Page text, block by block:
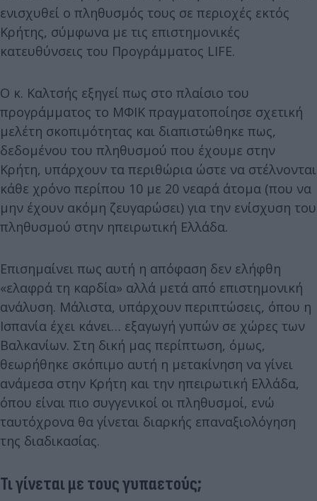
ενισχυθεί ο πληθυσμός τους σε περιοχές εκτός
Κρήτης, σύμφωνα με τις επιστημονικές
κατευθύνσεις του Προγράμματος LIFE.
Ο κ. Καλτσής εξηγεί πως στο πλαίσιο του
προγράμματος το ΜΦΙΚ πραγματοποίησε σχετική
μελέτη σκοπιμότητας και διαπιστώθηκε πως,
δεδομένου του πληθυσμού που έχουμε στην
Κρήτη, υπάρχουν τα περιθώρια ώστε να στέλνονται
κάθε χρόνο περίπου 10 με 20 νεαρά άτομα (που να
μην έχουν ακόμη ζευγαρώσει) για την ενίσχυση του
πληθυσμού στην ηπειρωτική Ελλάδα.
Επισημαίνει πως αυτή η απόφαση δεν ελήφθη
«ελαφρά τη καρδία» αλλά μετά από επιστημονική
ανάλυση. Μάλιστα, υπάρχουν περιπτώσεις, όπου η
Ισπανία έχει κάνει… εξαγωγή γυπών σε χώρες των
Βαλκανίων. Στη δική μας περίπτωση, όμως,
θεωρήθηκε σκόπιμο αυτή η μετακίνηση να γίνει
ανάμεσα στην Κρήτη και την ηπειρωτική Ελλάδα,
όπου είναι πιο συγγενικοί οι πληθυσμοί, ενώ
ταυτόχρονα θα γίνεται διαρκής επαναξιολόγηση
της διαδικασίας.
Τι γίνεται με τους γυπαετούς;